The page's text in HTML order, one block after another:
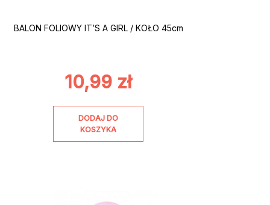
BALON FOLIOWY IT’S A GIRL / KOŁO 45cm
10,99 zł
DODAJ DO
KOSZYKA